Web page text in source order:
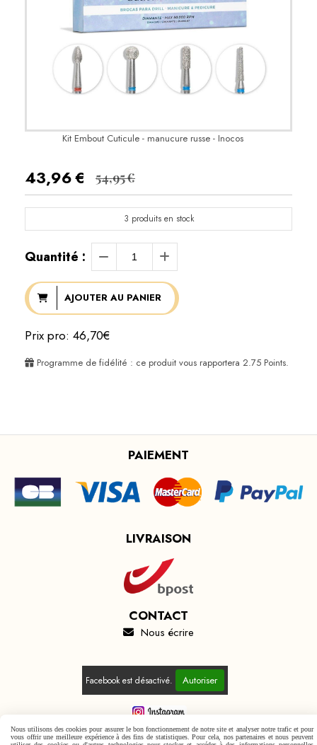
Kit Embout Cuticule - manucure russe - Inocos
43,96€ 54,95€
3 produits en stock
Quantité :
AJOUTER AU PANIER
Prix pro: 46,70€
Programme de fidélité : ce produit vous rapportera 2.75 Points.
PAIEMENT
LIVRAISON
CONTACT
 Nous écrire
Facebook est désactivé. Autoriser
Nous utilisons des cookies pour assurer le bon fonctionnement de notre site et analyser notre trafic et pour
vous offrir une meilleure expérience à des fins de statistiques. Pour cela, nos partenaires et nous peuvent